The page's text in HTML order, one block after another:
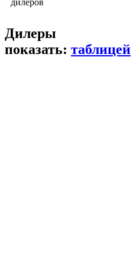
Дилеры
показать: таблицей